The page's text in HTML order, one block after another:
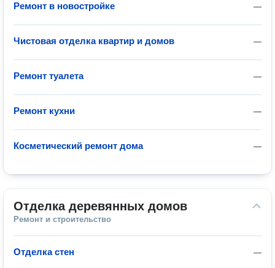
—
Ремонт в новостройке
—
Чистовая отделка квартир и домов
—
Ремонт туалета
—
Ремонт кухни
—
Косметический ремонт дома
Отделка деревянных домов
Ремонт и строительство
—
Отделка стен